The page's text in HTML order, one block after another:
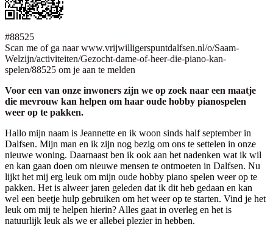
#88525
Scan me of ga naar www.vrijwilligerspuntdalfsen.nl/o/Saam-
Welzijn/activiteiten/Gezocht-dame-of-heer-die-piano-kan-
spelen/88525 om je aan te melden
Voor een van onze inwoners zijn we op zoek naar een maatje
die mevrouw kan helpen om haar oude hobby pianospelen
weer op te pakken.
Hallo mijn naam is Jeannette en ik woon sinds half september in
Dalfsen. Mijn man en ik zijn nog bezig om ons te settelen in onze
nieuwe woning. Daarnaast ben ik ook aan het nadenken wat ik wil
en kan gaan doen om nieuwe mensen te ontmoeten in Dalfsen. Nu
lijkt het mij erg leuk om mijn oude hobby piano spelen weer op te
pakken. Het is alweer jaren geleden dat ik dit heb gedaan en kan
wel een beetje hulp gebruiken om het weer op te starten. Vind je het
leuk om mij te helpen hierin? Alles gaat in overleg en het is
natuurlijk leuk als we er allebei plezier in hebben.